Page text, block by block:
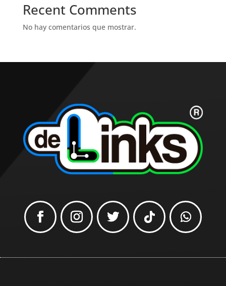
Recent Comments
No hay comentarios que mostrar.